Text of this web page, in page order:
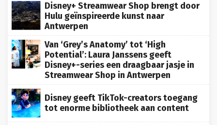
Disney+ Streamwear Shop brengt door
Hulu geïnspireerde kunst naar
Antwerpen
Van ‘Grey’s Anatomy’ tot ‘High
Potential’: Laura Janssens geeft
Disney+-series een draagbaar jasje in
Streamwear Shop in Antwerpen
Disney geeft TikTok-creators toegang
tot enorme bibliotheek aan content